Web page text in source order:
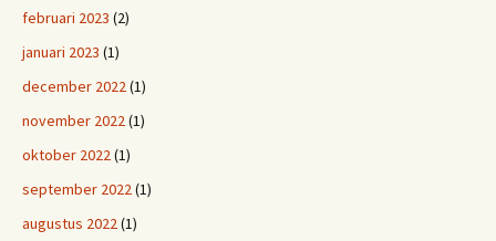
februari 2023 (2)
januari 2023 (1)
december 2022(1)
november 2022(1)
oktober 2022(1)
september 2022(1)
augustus 2022(1)